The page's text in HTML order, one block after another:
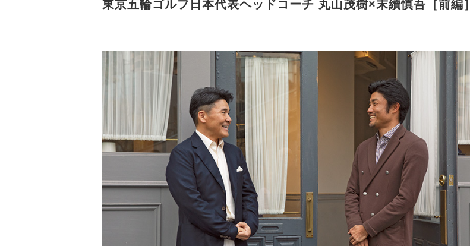
東京五輪ゴルフ日本代表ヘッドコーチ 丸山茂樹×末續慎吾［前編］